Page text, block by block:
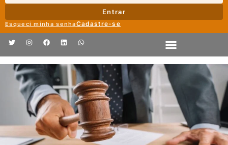
Entrar
Esqueci minha senhaCadastre-se